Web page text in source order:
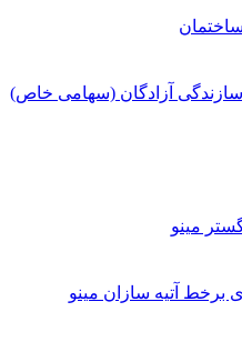
آزادگان (سهامی خاص)
مینو
آتیه سازان مینو